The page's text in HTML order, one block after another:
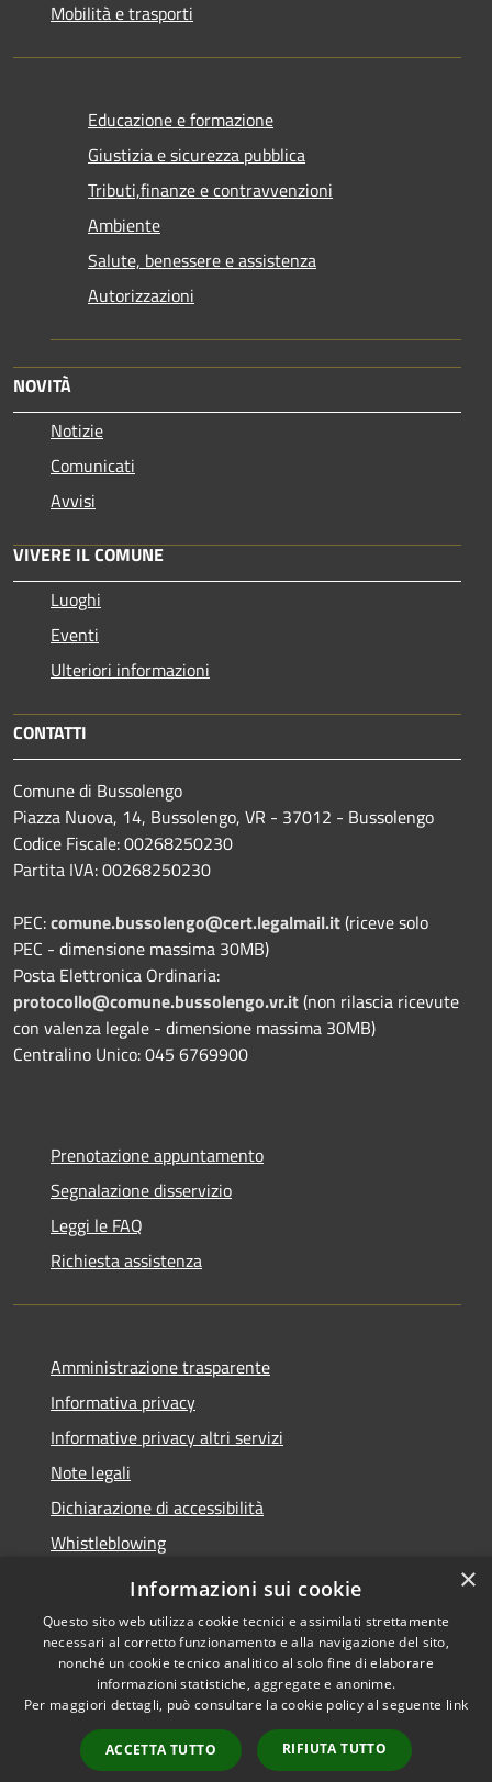
Mobilità e trasporti
Educazione e formazione
Giustizia e sicurezza pubblica
Tributi,finanze e contravvenzioni
Ambiente
Salute, benessere e assistenza
Autorizzazioni
NOVITÀ
Notizie
Comunicati
Avvisi
VIVERE IL COMUNE
Luoghi
Eventi
Ulteriori informazioni
CONTATTI
Comune di Bussolengo
Piazza Nuova, 14, Bussolengo, VR - 37012 - Bussolengo
Codice Fiscale: 00268250230
Partita IVA: 00268250230
PEC:comune.bussolengo@cert.legalmail.it(riceve solo
PEC - dimensione massima 30MB)
Posta Elettronica Ordinaria:
protocollo@comune.bussolengo.vr.it(non rilascia ricevute
con valenza legale - dimensione massima 30MB)
Centralino Unico: 045 6769900
Prenotazione appuntamento
Segnalazione disservizio
Leggi le FAQ
Richiesta assistenza
Amministrazione trasparente
Informativa privacy
Informative privacy altri servizi
Note legali
Dichiarazione di accessibilità
Whistleblowing
RSS
Accessibilità
Privacy
Mappa del sito
Copyright © 2026 • Comune di
Bussolengo • Powered by
Municipium•Accesso
redazione
×
Informazioni sui cookie
Questo sito web utilizza cookie tecnici e assimilati strettamente
necessari al corretto funzionamento e alla navigazione del sito,
nonché un cookie tecnico analitico al solo fine di elaborare
informazioni statistiche, aggregate e anonime.
Per maggiori dettagli, può consultare la cookie policy al seguente link
ACCETTA TUTTO RIFIUTA TUTTO